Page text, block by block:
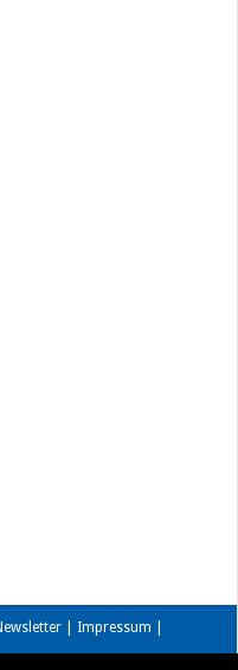
Impressum